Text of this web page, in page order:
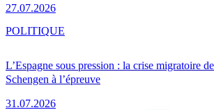
27.07.2026
L’Espagne sous pression : la crise migratoire
Schengen à l’épreuve
31.07.2026
POLITIQUE